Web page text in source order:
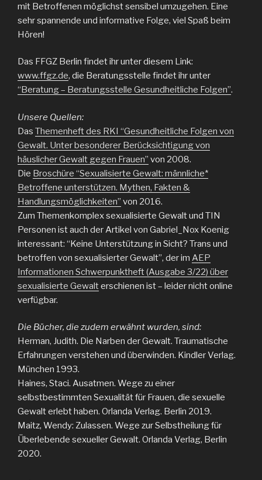
mit Betroffenen möglichst sensibel umzugehen. Eine
sehr spannende und informative Folge, viel Spaß beim
Hören!
Das FFGZ Berlin findet ihr unter diesem Link:
www.ffgz.de, die Beratungsstelle findet ihr unter
“Beratung – Beratungsstelle Gesundheitliche Folgen”.
Unsere Quellen:
Das Themenheft des RKI “Gesundheitliche Folgen von
Gewalt. Unter besonderer Berücksichtigung von
häuslicher Gewalt gegen Frauen” von 2008.
Die Broschüre “Sexualisierte Gewalt: männliche*
Betroffene unterstützen. Mythen, Fakten &
Handlungsmöglichkeiten” von 2016.
Zum Themenkomplex sexualisierte Gewalt und TIN
Personen ist auch der Artikel von Gabriel_Nox Koenig
interessant: “Keine Unterstützung in Sicht? Trans und
betroffen von sexualisierter Gewalt”, der im AEP
Informationen Schwerpunktheft (Ausgabe 3/22) über
sexualisierte Gewalterschienen ist – leider nicht online
verfügbar.
Die Bücher, die zudem erwähnt wurden, sind:
Herman, Judith. Die Narben der Gewalt. Traumatische
Erfahrungen verstehen und überwinden. Kindler Verlag.
München 1993.
Haines, Staci. Ausatmen. Wege zu einer
selbstbestimmten Sexualität für Frauen, die sexuelle
Gewalt erlebt haben. Orlanda Verlag. Berlin 2019.
Maitz, Wendy: Zulassen. Wege zur Selbstheilung für
Überlebende sexueller Gewalt. Orlanda Verlag, Berlin
2020.